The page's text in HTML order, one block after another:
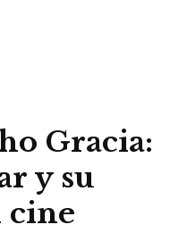
Gracia:
y su
cine